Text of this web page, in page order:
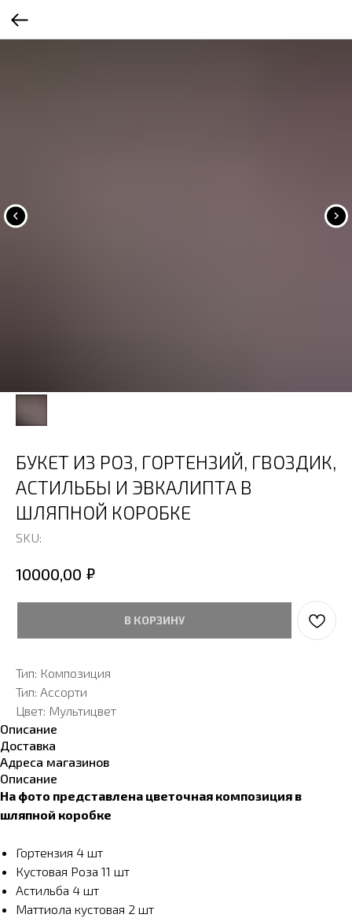
БУКЕТ ИЗ РОЗ, ГОРТЕНЗИЙ, ГВОЗДИК,
АСТИЛЬБЫ И ЭВКАЛИПТА В
ШЛЯПНОЙ КОРОБКЕ
SKU:
10000,00 ₽
В КОРЗИНУ
Тип: Композиция
Тип: Ассорти
Цвет: Мультицвет
Описание
Доставка
Адреса магазинов
Описание
На фото представлена цветочная композиция в
шляпной коробке
Гортензия 4 шт
Кустовая Роза 11 шт
Астильба 4 шт
Маттиола кустовая 2 шт